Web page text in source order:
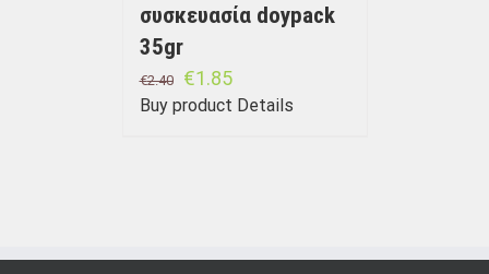
συσκευασία doypack
35gr
€2.40 €1.85
Buy product Details